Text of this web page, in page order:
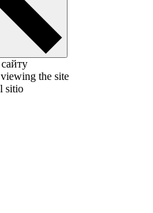
the site
sitio